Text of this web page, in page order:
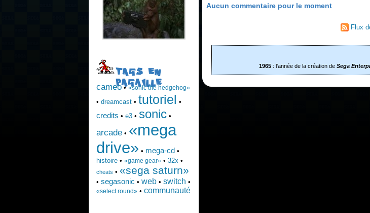
Aucun commentaire pour le moment
Flux
1965: l'année de la création de Sega
TAGS EN
PAGAILLE
cameo•«sonic the hedgehog»
•dreamcast • tutoriel •
credits •e3 • sonic •
arcade • «mega
drive» • mega-cd •
histoire •«game gear» •32x •
cheats •«sega saturn»
•segasonic •web •switch •
«select round» •communauté